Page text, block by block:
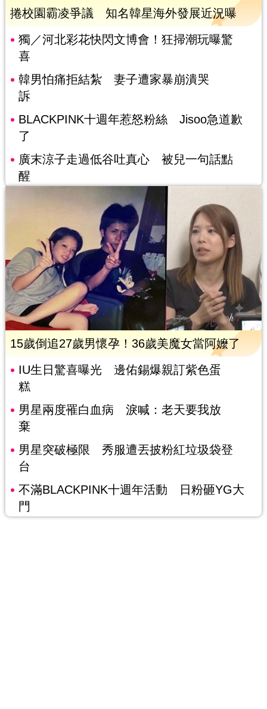
捲校園霸凌爭議 知名韓星海外發展近況曝
獨／河北彩花快閃文博會！狂掃潮玩曝驚
喜
韓男怕痛拒結紮 妻子遭家暴崩潰哭
訴
BLACKPINK十週年惹怒粉絲 Jisoo急道歉
了
廣末涼子走過低谷吐真心 被兒一句話點
醒
15歲倒追27歲男懷孕！36歲美魔女當阿嬤了
IU生日驚喜曝光 邊佑錫爆親訂紫色蛋
糕
男星兩度罹白血病 淚喊：老天要我放
棄
男星突破極限 秀服遭丟披粉紅垃圾袋登
台
不滿BLACKPINK十週年活動 日粉砸YG大
門